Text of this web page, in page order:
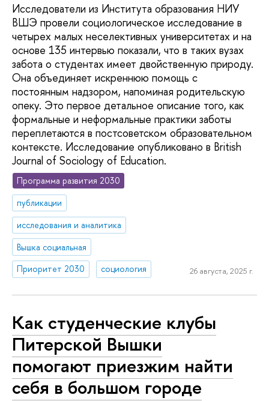
Исследователи из Института образования НИУ
ВШЭ провели социологическое исследование в
четырех малых неселективных университетах и на
основе 135 интервью показали, что в таких вузах
забота о студентах имеет двойственную природу.
Она объединяет искреннюю помощь с
постоянным надзором, напоминая родительскую
опеку. Это первое детальное описание того, как
формальные и неформальные практики заботы
переплетаются в постсоветском образовательном
контексте. Исследование опубликовано в British
Journal of Sociology of Education.
Программа развития 2030
публикации
исследования и аналитика
Вышка социальная
Приоритет 2030
социология 26 августа, 2025 г.
Как студенческие клубы
Питерской Вышки
помогают приезжим найти
себя в большом городе